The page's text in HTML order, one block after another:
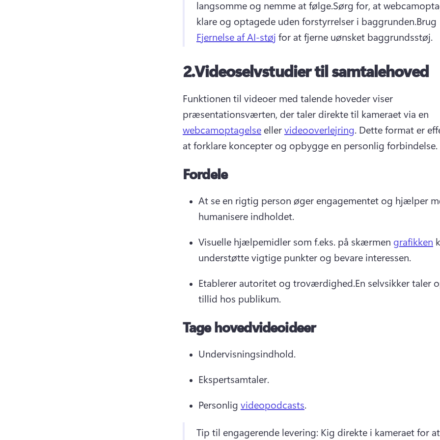
langsomme og nemme at følge.Sørg for, at
klare og optagede uden forstyrrelser i baggrunden.Brug
Fjernelse af AI-støj for at fjerne uønsket baggrundsstøj.
2.Videoselvstudier til samtalehoved
Funktionen til videoer med talende hoveder viser
præsentationsværten, der taler direkte til kameraet via en
webcamoptagelse eller videooverlejring. Dette format er
at forklare koncepter og opbygge en personlig forbindelse.
Fordele
At se en rigtig person øger engagementet og hjælper
humanisere indholdet.
Visuelle hjælpemidler som f.eks. på skærmen grafikken
understøtte vigtige punkter og bevare interessen.
Etablerer autoritet og troværdighed.En selvsikker taler
tillid hos publikum.
Tage hovedvideoideer
Undervisningsindhold.
Ekspertsamtaler.
Personlig videopodcasts.
Tip til engagerende levering: Kig direkte i kameraet for at